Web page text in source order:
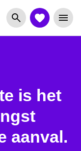
is het
aanval.